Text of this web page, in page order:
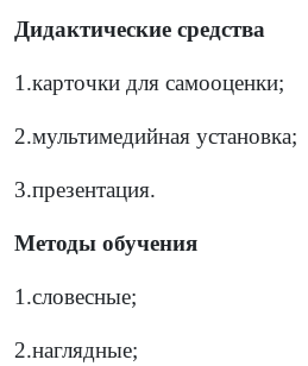
Дидактические средства
1.карточки для самооценки;
2.мультимедийная установка;
3.презентация.
Методы обучения
1.словесные;
2.наглядные;